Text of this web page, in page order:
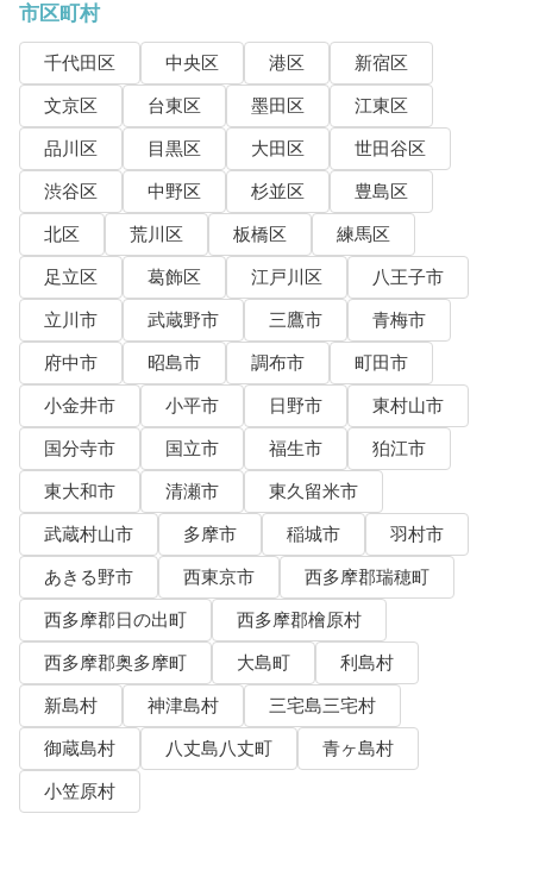
市区町村
千代田区 中央区 港区
新宿区
文京区
台東区 墨田区
江東区
品川区
目黒区 大田区
世田谷区
渋谷区
中野区 杉並区
豊島区
北区
荒川区 板橋区
練馬区
足立区
葛飾区 江戸川区
八王子市
立川市
武蔵野市 三鷹市
青梅市
府中市
昭島市 調布市
町田市
小金井市
小平市 日野市
東村山市
国分寺市
国立市 福生市
狛江市
東大和市
清瀬市
東久留米市
武蔵村山市
多摩市 稲城市
羽村市
あきる野市
西東京市
西多摩郡瑞穂町
西多摩郡日の出町
西多摩郡檜原村
西多摩郡奥多摩町
大島町
利島村
新島村
神津島村
三宅島三宅村
御蔵島村
八丈島八丈町
青ヶ島村
小笠原村